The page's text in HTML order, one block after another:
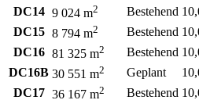
DC14 9 024 m2 Bestehend
DC15 8 794 m2 Bestehend
DC16 81 325 m2 Bestehend
DC16B 30 551 m2 Geplant
DC17 36 167 m2 Bestehend